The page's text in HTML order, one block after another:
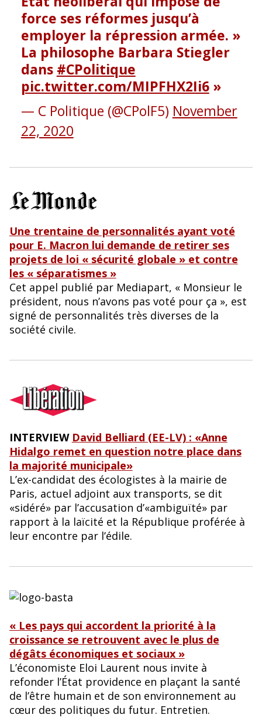
k
force ses réformes jusqu’à
employer la répression armée. »
La philosophe Barbara Stiegler
dans #CPolitique
pic.twitter.com/MIPFHX2Ii6
— C Politique (@CPolF5) November
22, 2020
Une trentaine de personnalités ayant voté
pour E. Macron lui demande de retirer ses
projets de loi « sécurité globale » et contre
les « séparatismes »
Cet appel publié par Mediapart, « Monsieur le
président, nous n’avons pas voté pour ça », est
signé de personnalités très diverses de la
société civile.
INTERVIEW David Belliard (EE-LV) : «Anne
Hidalgo remet en question notre place dans
la majorité municipale»
L’ex-candidat des écologistes à la mairie de
Paris, actuel adjoint aux transports, se dit
«sidéré» par l’accusation d’«ambiguïté» par
rapport à la laïcité et la République proférée à
leur encontre par l’édile.
« Les pays qui accordent la priorité à la
croissance se retrouvent avec le plus de
dégâts économiques et sociaux »
L’économiste Eloi Laurent nous invite à
refonder l’État providence en plaçant la santé
de l’être humain et de son environnement au
cœur des politiques du futur. Entretien.